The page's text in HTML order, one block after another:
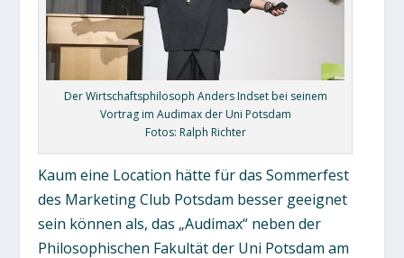
Der Wirtschaftsphilosoph Anders Indset bei seinem
Vortrag im Audimax der Uni Potsdam
Fotos: Ralph Richter
Kaum eine Location hätte für das Sommerfest
des Marketing Club Potsdam besser geeignet
sein können als, das „Audimax“ neben der
Philosophischen Fakultät der Uni Potsdam am